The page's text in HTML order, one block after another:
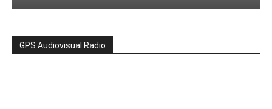
GPS Audiovisual Radio